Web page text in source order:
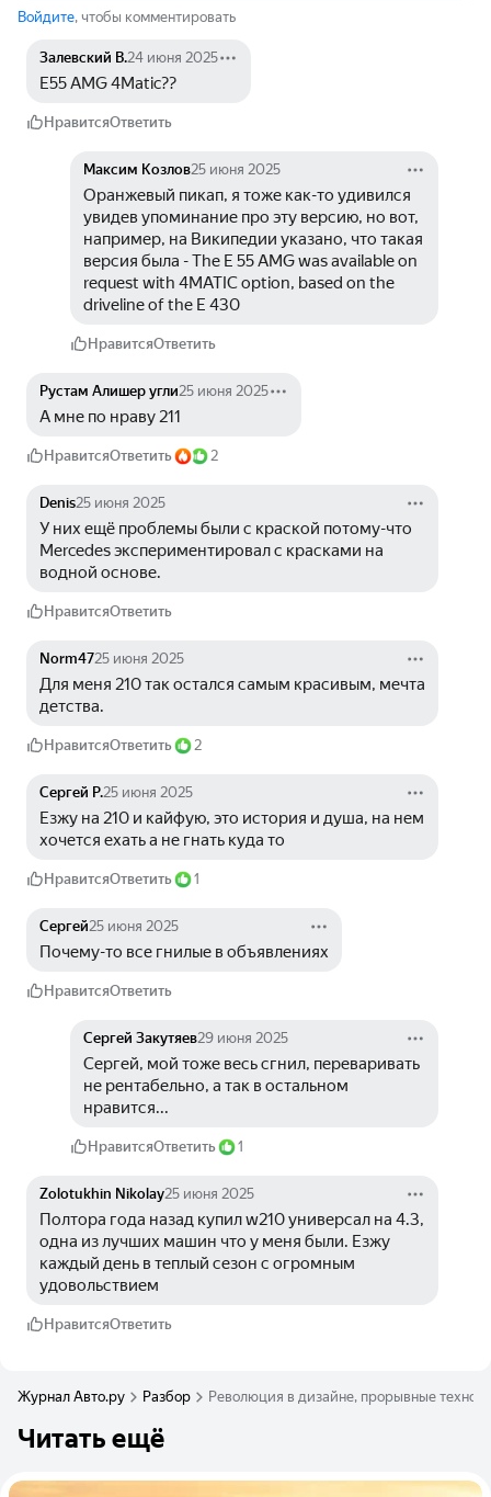
Войдите, чтобы комментировать
Залевский В.24 июня 2025
E55 AMG 4Matic͏??
НравитсяОтветить
Максим Козлов25 июня 2025
Оранжевый пикап, я тоже как-то удивился
увидев упоминание про эту версию, но вот,
например, на Википедии указано, что такая
версия была - The E 55 AMG was available on
request with 4MATIC option, based on the
driveline of the E 430
НравитсяОтветить
Рустам Алишер угли25 июня 2025
А мне по нраву 211
НравитсяОтветить 2
Denis25 июня 2025
У них ещё проблемы были с краской потому-что
Mercedes экспериментировал с красками на
водной основе.
НравитсяОтветить
Norm4725 июня 2025
Для меня 210 так остался самым красивым, мечта
детства.
НравитсяОтветить 2
Сергей Р.25 июня 2025
Езжу на 210 и кайфую, это история и душа, на нем
хочется ехать а не гнать куда то
НравитсяОтветить 1
Сергей25 июня 2025
Почему-то все гнилые в объявлениях
НравитсяОтветить
Сергей Закутяев29 июня 2025
Сергей, мой тоже весь сгнил, переваривать
не рентабельно, а так в остальном
нравится...
НравитсяОтветить 1
Zolotukhin Nikolay25 июня 2025
Полтора года назад купил w210 универсал на 4.3,
одна из лучших машин что у меня были. Езжу
каждый день в теплый сезон с огромным
удовольствием
НравитсяОтветить
Журнал Авто.ру Разбор Революция в дизайне, прорывные
Читать ещё